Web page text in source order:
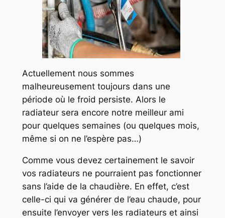
Actuellement nous sommes
malheureusement toujours dans une
période où le froid persiste. Alors le
radiateur sera encore notre meilleur ami
pour quelques semaines (ou quelques mois,
même si on ne l’espère pas…)
Comme vous devez certainement le savoir
vos radiateurs ne pourraient pas fonctionner
sans l’aide de la chaudière. En effet, c’est
celle-ci qui va générer de l’eau chaude, pour
ensuite l’envoyer vers les radiateurs et ainsi